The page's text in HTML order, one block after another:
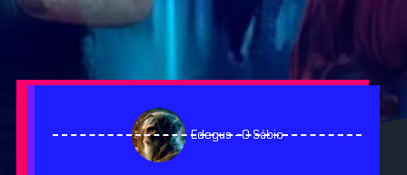
Edegus - O Sábio